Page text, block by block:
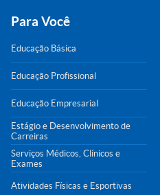
Para Você
Educação Básica
Educação Profissional
Educação Empresarial
Estágio e Desenvolvimento de
Carreiras
Serviços Médicos, Clínicos e
Exames
Atividades Físicas e Esportivas